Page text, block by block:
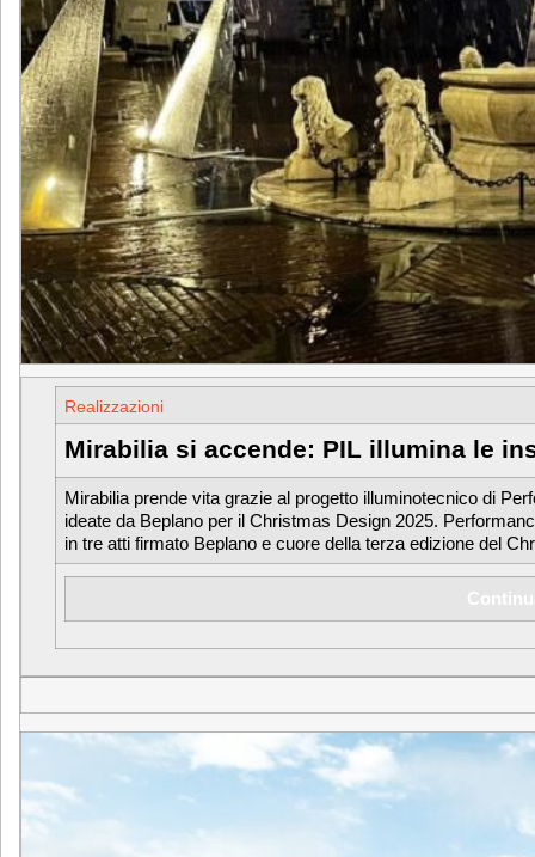
Realizzazioni
Mirabilia si accende: PIL illumina le
Mirabilia prende vita grazie al progetto illuminotecnico di
ideate da Beplano per il Christmas Design 2025.
in tre atti firmato Beplano e cuore della terza edizione del